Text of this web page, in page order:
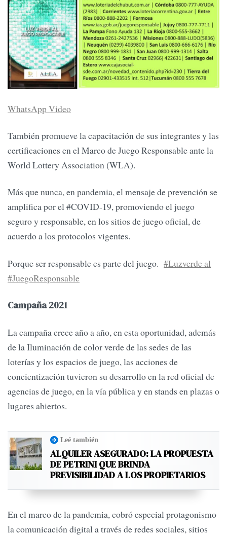
WhatsApp Video
También promueve la capacitación de sus integrantes y las
certificaciones en el Marco de Juego Responsable ante la
World Lottery Association (WLA).
Más que nunca, en pandemia, el mensaje de prevención se
amplifica por el #COVID-19, promoviendo el juego
seguro y responsable, en los sitios de juego oficial, de
acuerdo a los protocolos vigentes.
Porque ser responsable es parte del juego. #Luzverde al
#JuegoResponsable
Campaña 2021
La campaña crece año a año, en esta oportunidad, además
de la Iluminación de color verde de las sedes de las
loterías y los espacios de juego, las acciones de
concientización tuvieron su desarrollo en la red oficial de
agencias de juego, en la vía pública y en stands en plazas o
lugares abiertos.
Leé también
ALQUILER ASEGURADO: LA PROPUESTA
DE PETRINI QUE BRINDA
PREVISIBILIDAD A LOS PROPIETARIOS
En el marco de la pandemia, cobró especial protagonismo
la comunicación digital a través de redes sociales, sitios